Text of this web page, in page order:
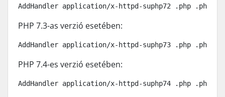
AddHandler application/x-httpd-suphp72 .php .php5
PHP 7.3-as verzió esetében:
AddHandler application/x-httpd-suphp73 .php .php5
PHP 7.4-es verzió esetében:
AddHandler application/x-httpd-suphp74 .php .php5